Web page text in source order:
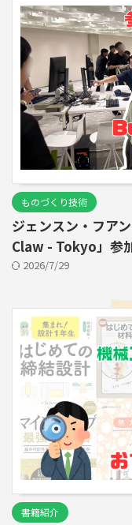
ものづくり技術
ジェンスン・フア
Claw - Tokyo」参
2026/7/29
書籍紹介